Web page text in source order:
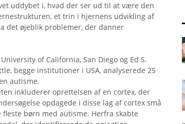
uddybet i, hvad der ser ud til at være den
et trin i hjernens udvikling af
det øjeblik problemer, der danner
of California, San Diego og Ed S.
begge institutioner i USA, analyserede 25
autisme.
inkluderer oprettelsen af ​​en cortex, der
opdagede i disse lag af cortex små
børn med autisme. Herfra skabte